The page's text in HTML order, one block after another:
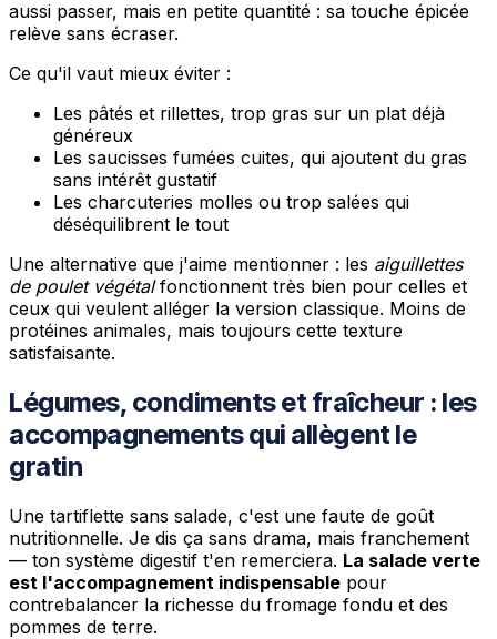
aussi passer, mais en petite quantité : sa touche épicée
relève sans écraser.
Ce qu'il vaut mieux éviter :
Les pâtés et rillettes, trop gras sur un plat déjà
généreux
Les saucisses fumées cuites, qui ajoutent du gras
sans intérêt gustatif
Les charcuteries molles ou trop salées qui
déséquilibrent le tout
Une alternative que j'aime mentionner : les aiguillettes
de poulet végétalfonctionnent très bien pour celles et
ceux qui veulent alléger la version classique. Moins de
protéines animales, mais toujours cette texture
satisfaisante.
Légumes, condiments et fraîcheur : les
accompagnements qui allègent le
gratin
Une tartiflette sans salade, c'est une faute de goût
nutritionnelle. Je dis ça sans drama, mais franchement
— ton système digestif t'en remerciera. La salade verte
est l'accompagnement indispensable pour
contrebalancer la richesse du fromage fondu et des
pommes de terre.